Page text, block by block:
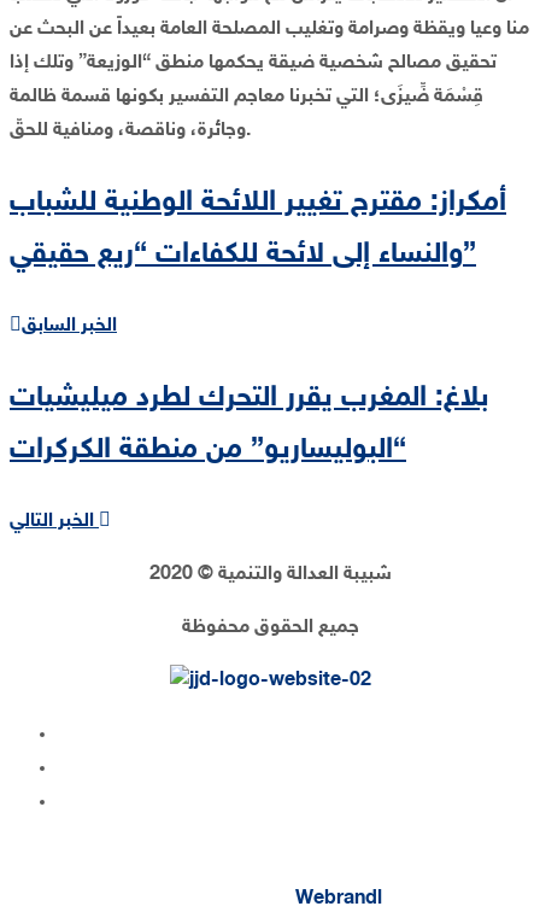
منا وعيا ويقظة وصرامة وتغليب المصلحة العامة بعيداً عن البحث عن
تحقيق مصالح شخصية ضيقة يحكمها منطق “الوزيعة” وتلك إذا
قِسْمَة ضِّيزَى؛ التي تخبرنا معاجم التفسير بكونها قسمة ظالمة
وجائرة، وناقصة، ومنافية للحقّ.
أمكراز: مقترح تغيير اللائحة الوطنية للشباب
والنساء إلى لائحة للكفاءات “ريع حقيقي”
الخبر السابق
بلاغ: المغرب يقرر التحرك لطرد ميليشيات
“البوليساريو” من منطقة الكركرات
شبيبة العدالة والتنمية © 2020
جميع الحقوق محفوظة
Webrandl